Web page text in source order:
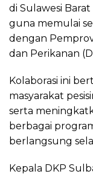
di Sulawesi
guna memulai
dengan
dan Perikanan
Kolaborasi ini
masyarakat
serta
berbagai
berlangsung
Kepala DKP